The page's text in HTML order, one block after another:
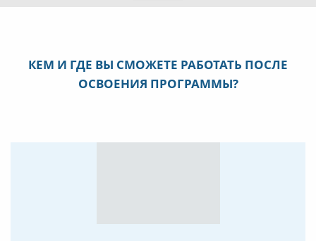
КЕМ И ГДЕ ВЫ СМОЖЕТЕ РАБОТАТЬ ПОСЛЕ
ОСВОЕНИЯ ПРОГРАММЫ?